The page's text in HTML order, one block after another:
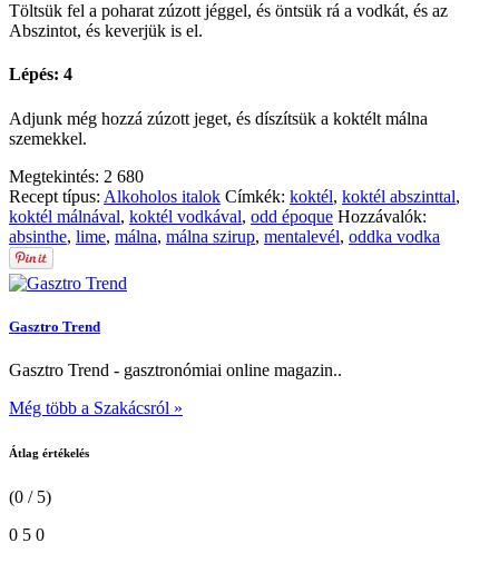
Töltsük fel a poharat zúzott jéggel, és öntsük rá a vodkát, és az
Abszintot, és keverjük is el.
Lépés: 4
Adjunk még hozzá zúzott jeget, és díszítsük a koktélt málna
szemekkel.
Megtekintés: 2 680
Recept típus: Alkoholos italok Címkék: koktél, koktél abszinttal,
koktél málnával, koktél vodkával, odd époque Hozzávalók:
absinthe, lime, málna, málna szirup, mentalevél, oddka vodka
Gasztro Trend
Gasztro Trend - gasztronómiai online magazin..
Még több a Szakácsról »
Átlag értékelés
(0 / 5)
0 5 0